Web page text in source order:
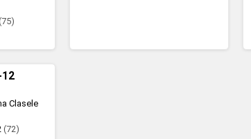
Clasele
(72)